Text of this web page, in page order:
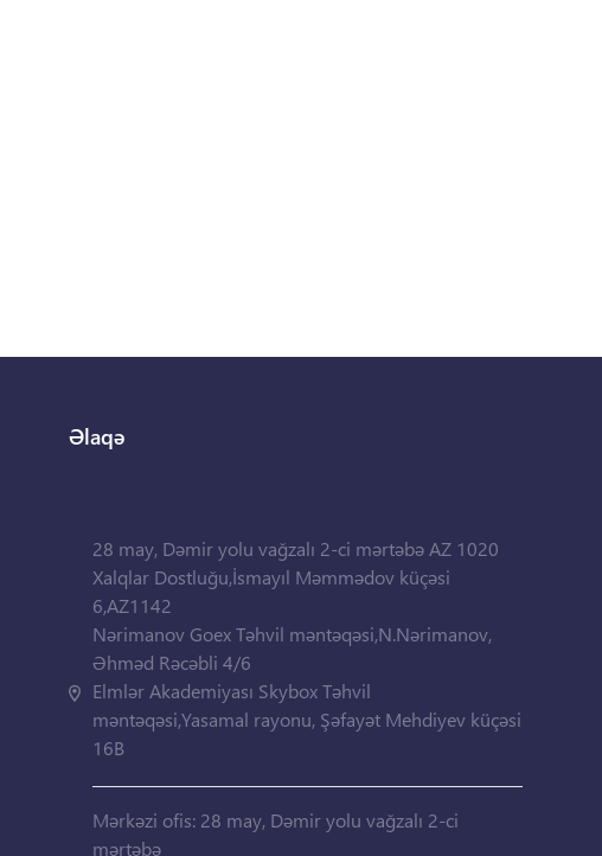
Əlaqə
28 may, Dəmir yolu vağzalı 2-ci mərtəbə AZ 1020
Xalqlar Dostluğu,İsmayıl Məmmədov küçəsi
6,AZ1142
Nərimanov Goex Təhvil məntəqəsi,N.Nərimanov,
Əhməd Rəcəbli 4/6
Elmlər Akademiyası Skybox Təhvil
məntəqəsi,Yasamal rayonu, Şəfayət Mehdiyev küçəsi
16B
Mərkəzi ofis: 28 may, Dəmir yolu vağzalı 2-ci
mərtəbə